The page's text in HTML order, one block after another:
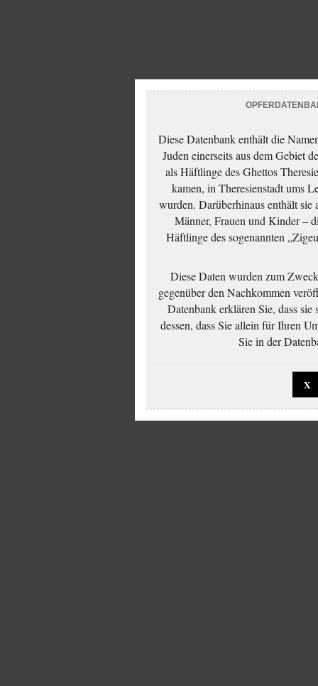
Diese Datenbank enthält die
Juden einerseits aus dem Gebiet
als Häftlinge des Ghettos
kamen, in Theresienstadt ums
wurden. Darüberhinaus enthält
Männer, Frauen und Kinder –
Häftlinge des sogenannten
Diese Daten wurden zum
gegenüber den Nachkommen
Datenbank erklären Sie, dass sie
dessen, dass Sie allein für Ihren
Sie in der
X